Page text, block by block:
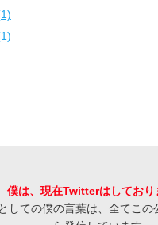
僕は、現在Twitterはしており
しての僕の言葉は、全てこの